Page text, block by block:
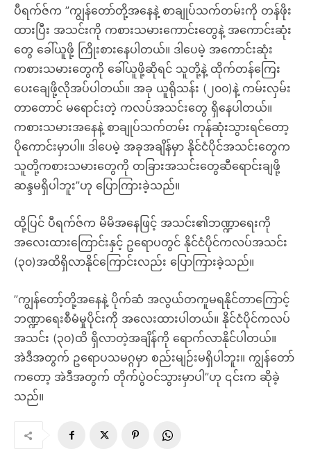
ပီရက်ဇ်က ”ကျွန်တော်တို့အနေနဲ့ စာချုပ်သက်တမ်းကို တန်ဖိုး
ထားပြီး အသင်းကို ကစားသမားကောင်းတွေနဲ့ အကောင်းဆုံး
တွေ ခေါ်ယူဖို့ ကြိုးစားနေပါတယ်။ ဒါပေမဲ့ အကောင်းဆုံး
ကစားသမားတွေကို ခေါ်ယူဖို့ဆိုရင် သူတို့နဲ့ ထိုက်တန်ကြေး
ပေးချေဖို့လိုအပ်ပါတယ်။ အခု ယူရိုသန်း (၂၀၀)နဲ့ ကမ်းလှမ်း
တာတောင် မရောင်းတဲ့ ကလပ်အသင်းတွေ ရှိနေပါတယ်။
ကစားသမားအနေနဲ့ စာချုပ်သက်တမ်း ကုန်ဆုံးသွားရင်တော့
ပိုကောင်းမှာပါ။ ဒါပေမဲ့ အခုအချိန်မှာ နိုင်ငံပိုင်အသင်းတွေက
သူတို့ကစားသမားတွေကို တခြားအသင်းတွေဆီရောင်းချဖို့
ဆန္ဒမရှိပါဘူး”ဟု ပြောကြားခဲ့သည်။
ထို့ပြင် ပီရက်ဇ်က မိမိအနေဖြင့် အသင်း၏ဘဏ္ဍာရေးကို
အလေးထားကြောင်းနှင့် ဥရောပတွင် နိုင်ငံပိုင်ကလပ်အသင်း
(၃၀)အထိရှိလာနိုင်ကြောင်းလည်း ပြောကြားခဲ့သည်။
”ကျွန်တော့်တို့အနေနဲ့ ပိုက်ဆံ အလွယ်တကူမရနိုင်တာကြောင့်
ဘဏ္ဍာရေးစီမံမှုပိုင်းကို အလေးထားပါတယ်။ နိုင်ငံပိုင်ကလပ်
အသင်း (၃၀)ထိ ရှိလာတဲ့အချိန်ကို ရောက်လာနိုင်ပါတယ်။
အဲဒီအတွက် ဥရောပသမဂ္ဂမှာ စည်းမျဉ်းမရှိပါဘူး။ ကျွန်တော်
ကတော့ အဲဒီအတွက် တိုက်ပွဲဝင်သွားမှာပါ”ဟု ၎င်းက ဆိုခဲ့
သည်။